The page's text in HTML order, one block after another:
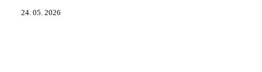
24. 05. 2026